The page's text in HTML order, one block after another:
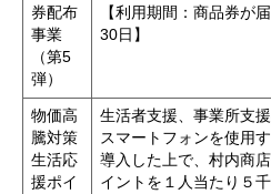
券配布
事業
（第5
弾）
【利用期間：商品券が
30日】
物価高
騰対策
生活応
援ポイ
生活者支援、事業所支
スマートフォンを使用
導入した上で、村内商
イントを１人当たり５